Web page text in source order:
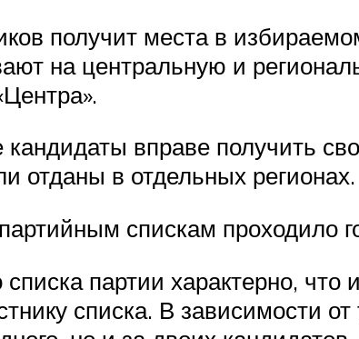
получит места в
на центральную и
вправе получить
отданы в отдельных регионах.
спискам проходило
списка партии характерно,
списка. В зависимости